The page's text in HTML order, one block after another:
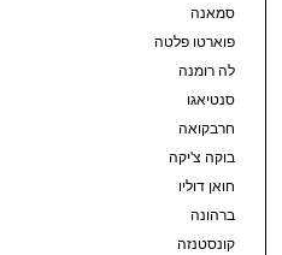
סמאנה
פוארטו פלטה
לה רומנה
סנטיאגו
חרבקואה
בוקה צ'יקה
חואן דוליו
ברהונה
קונסטנזה